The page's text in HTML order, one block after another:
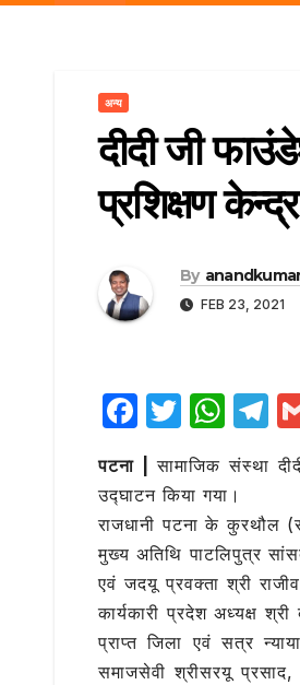
अन्य
दीदी जी
प्रशिक्षण
By
FEB 23, 2021
F
a
c
e
b
o
o
k
T
w
it
te
r
W
h
at
s
A
p
p
T
el
e
g
m
पटना |
सामाजिक संस्था
उद्घाटन किया गया।
राजधानी पटना के कुरथौल
मुख्य अतिथि पाटलिपुत्र
एवं जदयू प्रवक्ता श्री
कार्यकारी प्रदेश अध्यक्ष
प्राप्त जिला एवं सत्र
समाजसेवी श्रीसरयू
r